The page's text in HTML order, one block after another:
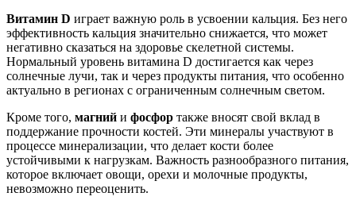
Витамин D играет важную роль в усвоении кальция. Без него
эффективность кальция значительно снижается, что может
негативно сказаться на здоровье скелетной системы.
Нормальный уровень витамина D достигается как через
солнечные лучи, так и через продукты питания, что особенно
актуально в регионах с ограниченным солнечным светом.
Кроме того, магний и фосфор также вносят свой вклад в
поддержание прочности костей. Эти минералы участвуют в
процессе минерализации, что делает кости более
устойчивыми к нагрузкам. Важность разнообразного питания,
которое включает овощи, орехи и молочные продукты,
невозможно переоценить.